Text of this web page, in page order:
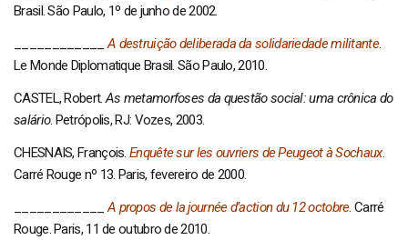
Brasil. São Paulo, 1º de junho de 2002.
A destruição deliberada da solidariedade militante.
Le Monde Diplomatique Brasil. São Paulo, 2010.
CASTEL, Robert. As metamorfoses da questão social: uma crônica do
salário. Petrópolis, RJ: Vozes, 2003.
CHESNAIS, François. Enquête sur les ouvriers de Peugeot à Sochaux.
Carré Rouge nº 13. Paris, fevereiro de 2000.
A propos de la journée d’action du 12 octobre. Carré
Rouge. Paris, 11 de outubro de 2010.